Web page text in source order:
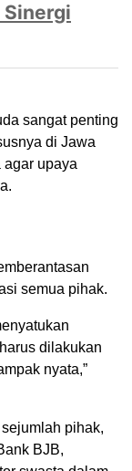
sangat penting
di Jawa
agar upaya
semua pihak.
dilakukan
nyata,”
pihak,
BJB,